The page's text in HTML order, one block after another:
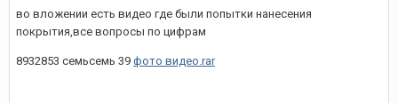
во вложении есть видео где были попытки нанесения
покрытия,все вопросы по цифрам
8932853 семьсемь 39 фото видео.rar